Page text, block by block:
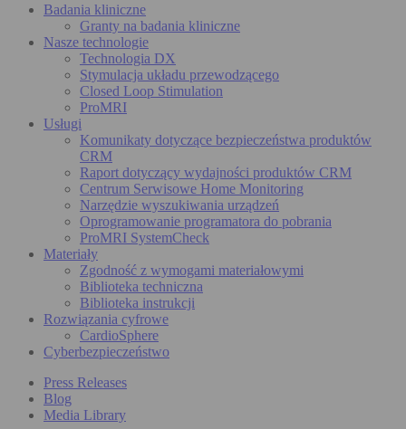
Badania kliniczne
Granty na badania kliniczne
Nasze technologie
Technologia DX
Stymulacja układu przewodzącego
Closed Loop Stimulation
ProMRI
Usługi
Komunikaty dotyczące bezpieczeństwa produktów
CRM
Raport dotyczący wydajności produktów CRM
Centrum Serwisowe Home Monitoring
Narzędzie wyszukiwania urządzeń
Oprogramowanie programatora do pobrania
ProMRI SystemCheck
Materiały
Zgodność z wymogami materiałowymi
Biblioteka techniczna
Biblioteka instrukcji
Rozwiązania cyfrowe
CardioSphere
Cyberbezpieczeństwo
Press Releases
Blog
Media Library